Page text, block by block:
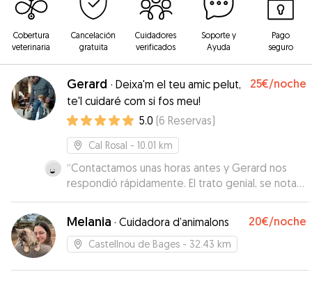
Cobertura
veterinaria
Cancelación
gratuita
Cuidadores
verificados
Soporte y
Ayuda
Pago
seguro
Gerard · Deixa'm el teu amic pelut,
te'l cuidaré com si fos meu!
25€/noche
5.0 (6 Reservas)
Cal Rosal - 10.01 km
“Contactamos unas horas antes y Gerard nos
respondió rápidamente. El trato genial, se nota
que son amantes de los animales. Nos enviaron
fotos para ver q todo iba bien. Muy
recomendable.”
Melania · Cuidadora d’animalons 20€/noche
Castellnou de Bages - 32.43 km